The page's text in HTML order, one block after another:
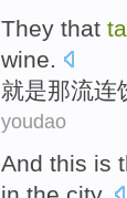
They that
wine.
就是那流连
youdao
And this is